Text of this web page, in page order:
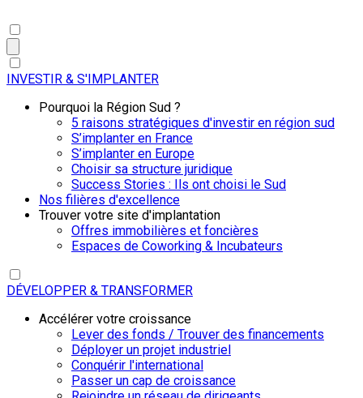
INVESTIR & S'IMPLANTER
Pourquoi la Région Sud ?
5 raisons stratégiques d'investir en région sud
S’implanter en France
S’implanter en Europe
Choisir sa structure juridique
Success Stories : Ils ont choisi le Sud
Nos filières d'excellence
Trouver votre site d'implantation
Offres immobilières et foncières
Espaces de Coworking & Incubateurs
DÉVELOPPER & TRANSFORMER
Accélérer votre croissance
Lever des fonds / Trouver des financements
Déployer un projet industriel
Conquérir l'international
Passer un cap de croissance